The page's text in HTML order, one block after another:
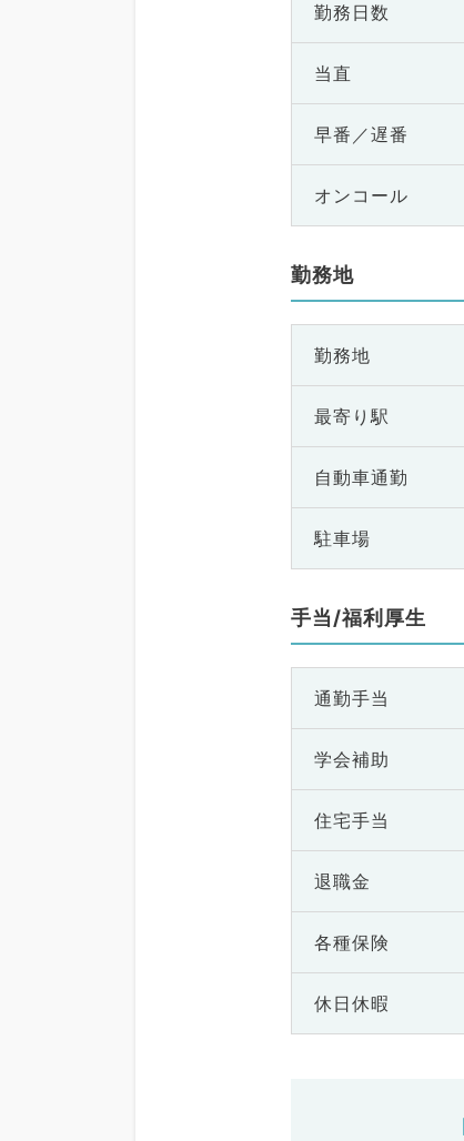
勤務日数
当直
早番／遅番
オンコール
勤務地
勤務地
最寄り駅
自動車通勤
駐車場
手当/福利厚生
通勤手当
学会補助
住宅手当
退職金
各種保険
休日休暇